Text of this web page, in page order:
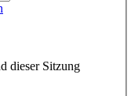
dieser Sitzung